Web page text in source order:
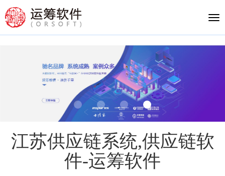
江苏供应链系统,供应链软
件-运筹软件